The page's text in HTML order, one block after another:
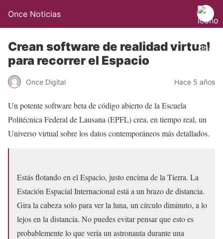
Once Noticias
Crean software de realidad virtual
para recorrer el Espacio
Once Digital Hace 5 años
Un potente software beta de código abierto de la Escuela
Politécnica Federal de Lausana (EPFL) crea, en tiempo real, un
Universo virtual sobre los datos contemporáneos más detallados.
Estás flotando en el Espacio, justo encima de la Tierra. La
Estación Espacial Internacional está a un brazo de distancia.
Gira la cabeza solo para ver la luna, un círculo diminuto, a lo
lejos en la distancia. No puedes evitar pensar que esto es
probablemente lo que vería un astronauta durante una